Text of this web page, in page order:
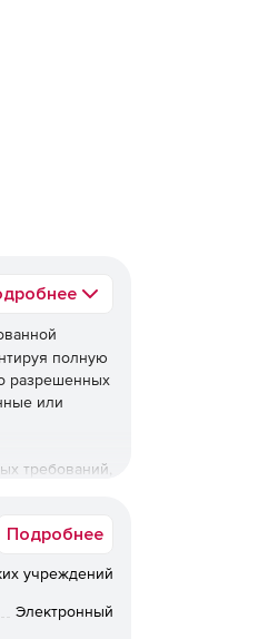
полную
разрешенных
или
требований,
Подробнее
учреждений
Электронный